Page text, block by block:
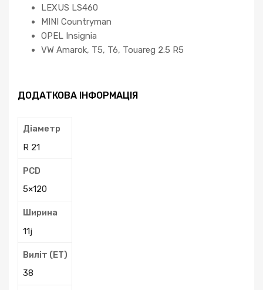
LEXUS LS460
MINI Countryman
OPEL Insignia
VW Amarok, T5, T6, Touareg 2.5 R5
ДОДАТКОВА ІНФОРМАЦІЯ
Діаметр
R 21
PCD
5×120
Ширина
11j
Виліт (ЕТ)
38